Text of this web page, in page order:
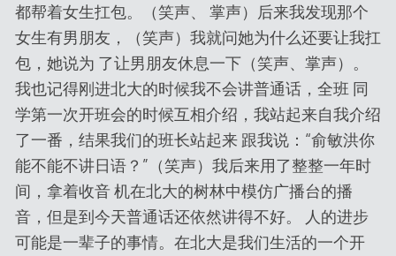
都帮着女生扛包。（笑声、 掌声）后来我发现那个
女生有男朋友，（笑声）我就问她为什么还要让我扛
包，她说为 了让男朋友休息一下（笑声、掌声）。
我也记得刚进北大的时候我不会讲普通话，全班 同
学第一次开班会的时候互相介绍，我站起来自我介绍
了一番，结果我们的班长站起来 跟我说：“俞敏洪你
能不能不讲日语？”（笑声）我后来用了整整一年时
间，拿着收音 机在北大的树林中模仿广播台的播
音，但是到今天普通话还依然讲得不好。 人的进步
可能是一辈子的事情。在北大是我们生活的一个开